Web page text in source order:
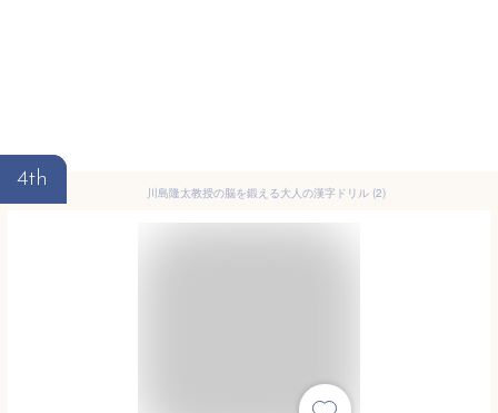
4th
川島隆太教授の脳を鍛える大人の漢字ドリル (2)